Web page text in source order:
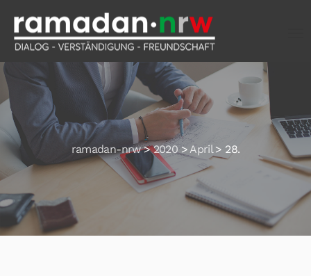
ramadan-nrw>2020 >April> 28.